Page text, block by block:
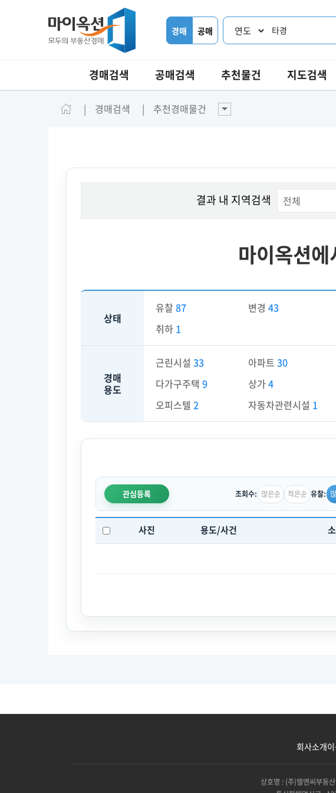
경매 공매 타경
경매검색 공매검색 추천물건 지도검색
경매검색 추천경매물건
결과 내 지역검색
마이옥션
상태
유찰 87 변경43
취하 1
경매
용도
근린시설 33 아파트30
다가구주택 9 상가4
오피스텔 2 자동차관련시설 1
관심등록 조회수: 많은순 적은순 유찰:
사진 용도/사건
회사소개
상호명 : (주)엘앤씨부동